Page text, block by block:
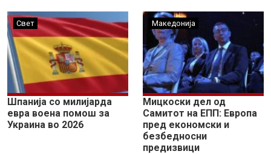
Свет
Шпанија со милијарда
евра воена помош за
Украина во 2026
Македонија
Мицкоски дел од
Самитот на ЕПП: Европа
пред економски и
безбедносни
предизвици